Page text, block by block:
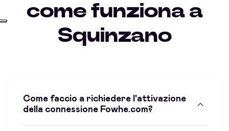
come funziona a
Squinzano
Come faccio a richiedere l'attivazione
della connessione Fowhe.com?